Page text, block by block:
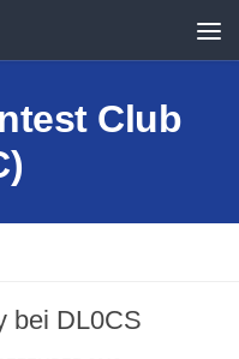
bei DL0CS